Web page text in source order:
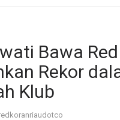
Bawa
Rekor
Klub